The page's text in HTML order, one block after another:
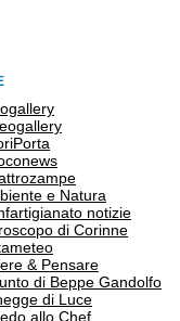
e Natura
notizie
di Corinne
& Pensare
di Beppe Gandolfo
di Luce
allo Chef